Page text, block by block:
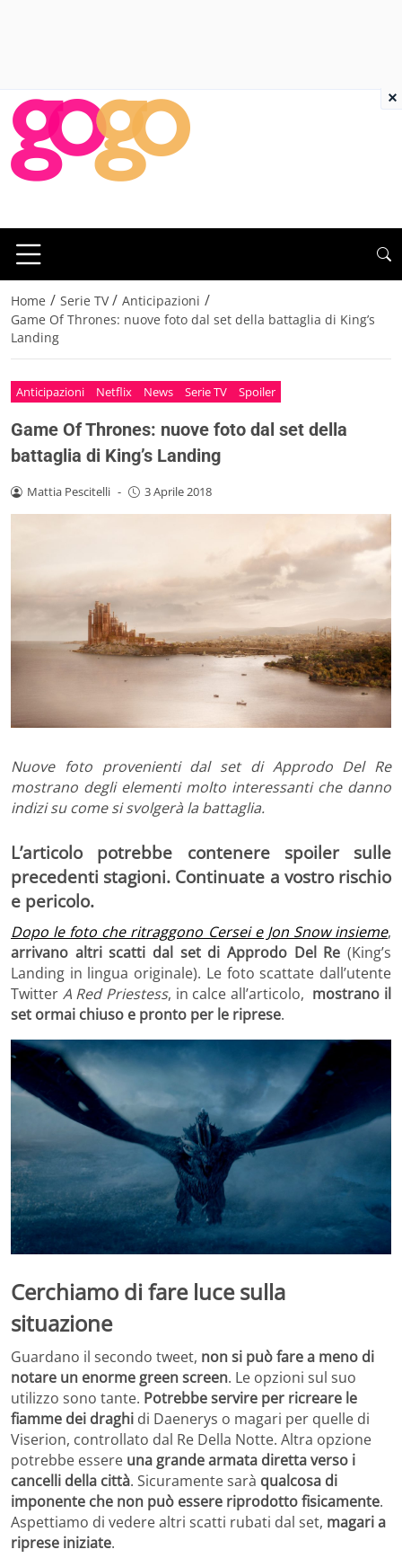
Home / Serie TV / Anticipazioni /
Game Of Thrones: nuove foto dal set della battaglia di King’s
Landing
Anticipazioni Netflix News Serie TV Spoiler
Game Of Thrones: nuove foto dal set della
battaglia di King’s Landing
Mattia Pescitelli - 3 Aprile 2018
Nuove foto provenienti dal set di Approdo Del Re
mostrano degli elementi molto interessanti che danno
indizi su come si svolgerà la battaglia.
L’articolo potrebbe contenere spoiler sulle
precedenti stagioni. Continuate a vostro rischio
e pericolo.
Dopo le foto che ritraggono Cersei e Jon Snow insieme,
arrivano altri scatti dal set di Approdo Del Re (King’s
Landing in lingua originale). Le foto scattate dall’utente
Twitter A Red Priestess, in calce all’articolo, mostrano il
set ormai chiuso e pronto per le riprese.
Cerchiamo di fare luce sulla
situazione
Guardano il secondo tweet, non si può fare a meno di
notare un enorme green screen. Le opzioni sul suo
utilizzo sono tante. Potrebbe servire per ricreare le
fiamme dei draghi di Daenerys o magari per quelle di
Viserion, controllato dal Re Della Notte. Altra opzione
potrebbe essere una grande armata diretta verso i
cancelli della città. Sicuramente sarà qualcosa di
imponente che non può essere riprodotto fisicamente.
Aspettiamo di vedere altri scatti rubati dal set, magari a
riprese iniziate.
×